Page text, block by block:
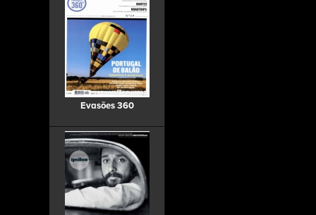
Evasões 360